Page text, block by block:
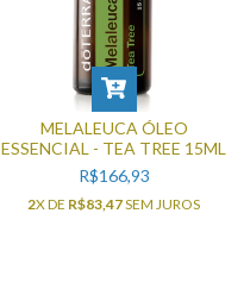
MELALEUCA ÓLEO
ESSENCIAL - TEA TREE 15ML
R$166,93
2X DE R$83,47SEM JUROS